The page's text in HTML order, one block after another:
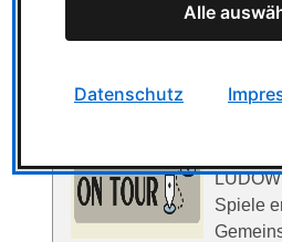
The Deckbuilding Game
Spiele
Alle
Datenschutz